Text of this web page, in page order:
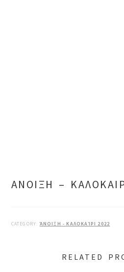
ΑΝΟΙΞΗ –
CATEGORY: ΆΝΟΙΞΗ - ΚΑΛΟΚΑΊΡΙ 2022
RELATED